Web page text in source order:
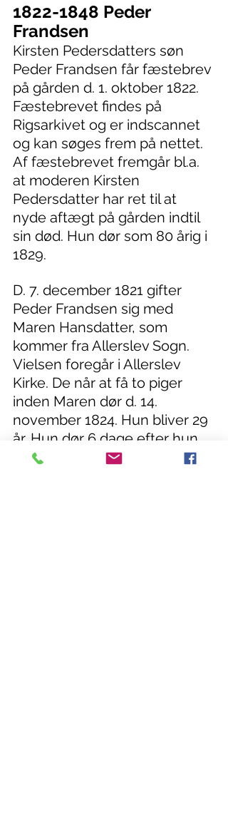
1822-1848 Peder
Frandsen
Kirsten Pedersdatters søn
Peder Frandsen får fæstebrev
på gården d. 1. oktober 1822.
Fæstebrevet findes på
Rigsarkivet og er indscannet
og kan søges frem på nettet.
Af fæstebrevet fremgår bl.a.
at moderen Kirsten
Pedersdatter har ret til at
nyde aftægt på gården indtil
sin død. Hun dør som 80 årig i
1829.
D. 7. december 1821 gifter
Peder Frandsen sig med
Maren Hansdatter, som
kommer fra Allerslev Sogn.
Vielsen foregår i Allerslev
Kirke. De når at få to piger
inden Maren dør d. 14.
november 1824. Hun bliver 29
år. Hun dør 6 dage efter hun
har født anden gang, så det